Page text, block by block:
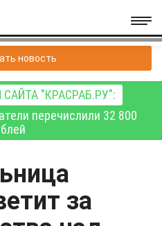
новость
"КРАСРАБ.РУ":
перечислили 32 800
за